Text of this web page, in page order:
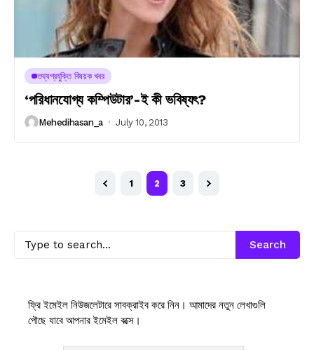
তথ্যপ্রযুক্তি বিষয়ক খবর
‘পরিধানযোগ্য কম্পিউটার’-ই কী ভবিষ্যৎ?
Mehedihasan_a July 10, 2013
1 2 3
Search
ফ্রি ইমেইল নিউজলেটারে সাবক্রাইব করে নিন। আমাদের নতুন লেখাগুলি
পৌছে যাবে আপনার ইমেইল বক্সে।